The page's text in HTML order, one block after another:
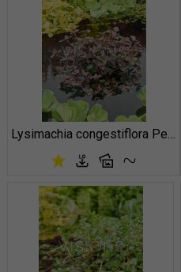
Lysimachia congestiflora Persian Chocolate